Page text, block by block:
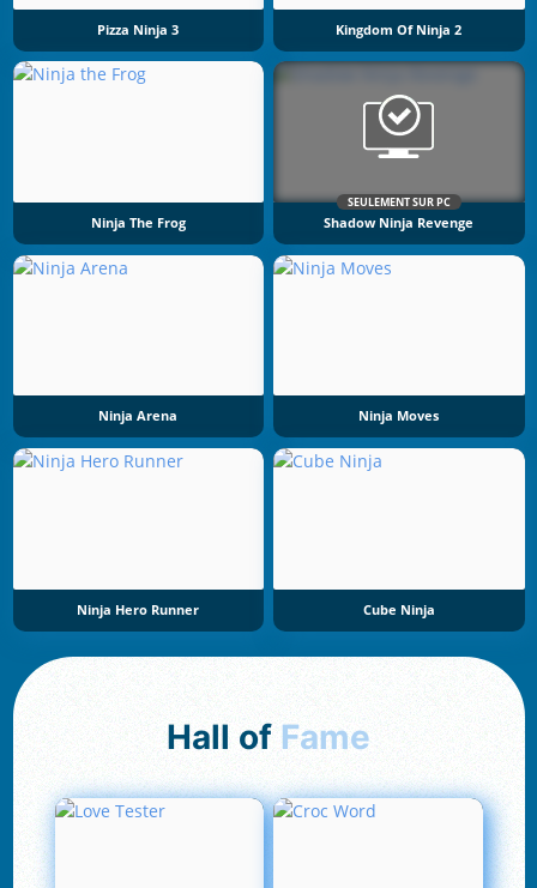
Pizza Ninja 3 Kingdom Of Ninja 2
Ninja The Frog
SEULEMENT SUR PC
Shadow Ninja Revenge
Ninja Arena Ninja Moves
Ninja Hero Runner Cube Ninja
Hall of Fame